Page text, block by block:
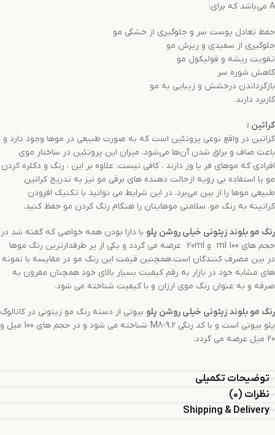
A می‌باشد که برای:
حفظ تعادل پوست سر و جلوگیری از خشکی مو
جلوگیری از سفیدی و ریزش مو
تقویت ریشه و فولیکول مو
کاهش شوره سر
بازگرداندن درخشش و زیبایی به مو
کاربرد دارند.
کراتین :
کراتین در واقع نوعی پروتئین است که به صورت طبیعی در موها وجود دارد و
باعث صاف و براق شدن آن‌ها می‌شود. میزان این پروتئین در ساختار موی
افرادی که موهای فر یا وز دارند ، کافی نیست. علاوه بر این ، رنگ و دکلره کردن
مو یا استفاده بی رویه از حالت دهنده های برقی مو نیز به تدریج کراتین
طبیعی موها را از بین می‌برد. در این شرایط می توانید با تکنیک افزودن
کراتینه به رنگ مو، سلامتی موهایتان را هنگام رنگ کردن مو حفظ کنید.
رنگ مو بلوند زیتونی خیلی روشن پلو با دارا بودن همه خواصی که گفته شد در
حجم های 100 ml و 20ml عرضه می گردد و یکی از پر طرفدارترین رنگ موها
در بین مصرف کنندگان است.همچنین قیمت این رنگ مو در مقایسه با نمونه
های مشابه خود در بازار به رقم کیفیت بسیار بالای خود همچنان مقرون به
صرفه و به عنوان رنگ موی ارزان و با کیفیت شناخته می شود.
رنگ مو بلوند زیتونی خیلی روشن پلو بیوتی از دسته رنگ مو زیتونی در کاتالوگ
پلو بیوتی است و با کد رنگی M8-9.2 شناخته می شود و در حجم های 100 میل و
20 میل عرضه می گردد.
توضیحات تکمیلی
نظرات (0)
Shipping & Delivery